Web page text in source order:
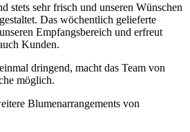
stets sehr frisch und unseren Wünschen
Das wöchentlich gelieferte
Empfangsbereich und erfreut
Kunden.
dringend, macht das Team von
möglich.
Blumenarrangements von